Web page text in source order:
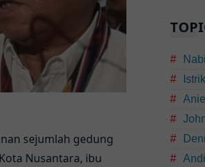
sejumlah gedung
Nusantara, ibu